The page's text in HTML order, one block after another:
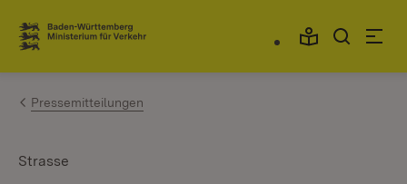
Zum Inhalt springen
Link zur Startseite
Pressemitteilungen
Strasse